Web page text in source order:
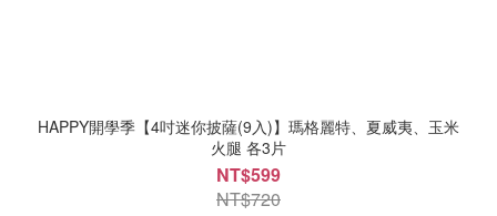
HAPPY開學季【4吋迷你披薩(9入)】瑪格麗特、夏威夷、玉米
火腿 各3片
NT$599
NT$720